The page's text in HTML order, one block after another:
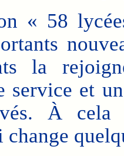
« 58
la
service et
À cela